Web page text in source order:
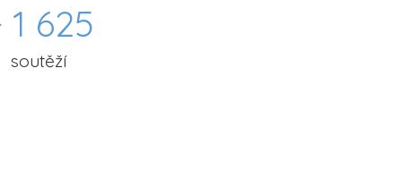
1 625
soutěží